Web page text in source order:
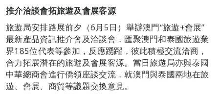
推介洽談會拓旅遊及會展客源
旅遊局安排路展前夕（6月5日）舉辦澳門“旅遊+會展”
最新產品資訊推介會及洽談會，匯聚澳門和泰國旅遊業
界185位代表等參加，反應踴躍，彼此積極交流洽商，
合力拓展潛在的旅遊及會展客源。當日旅遊局亦與泰國
中華總商會進行僑領座談交流，就澳門與泰國兩地在旅
遊、會展、商貿等議題交換意見。